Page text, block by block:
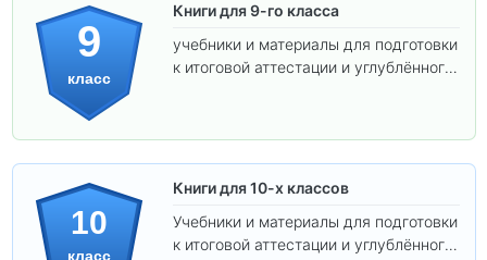
9
класс
Книги для 9-го класса
учебники и материалы для подготовки
к итоговой аттестации и углублённого
10
класс
Книги для 10-х классов
Учебники и материалы для подготовки
к итоговой аттестации и углублённого